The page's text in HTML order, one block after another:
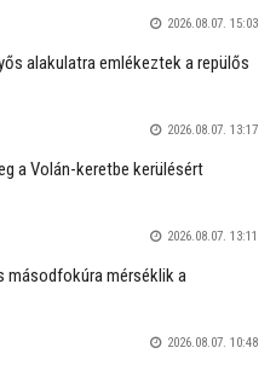
2026.08.07. 15:03
alakulatra emlékeztek a repülős
2026.08.07. 13:17
a Volán-keretbe kerülésért
2026.08.07. 13:11
másodfokúra mérséklik a
2026.08.07. 10:48